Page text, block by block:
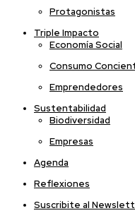
Protagonistas
Triple Impacto
Economía Social
Consumo
Emprendedores
Sustentabilidad
Biodiversidad
Empresas
Agenda
Reflexiones
Suscribite al